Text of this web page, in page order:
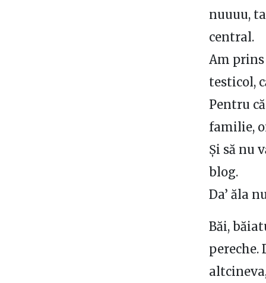
nuuuu,
central.
Am prins
testicol,
Pentru
familie,
Și să nu
blog.
Da’ ăla
Băi,
pereche.